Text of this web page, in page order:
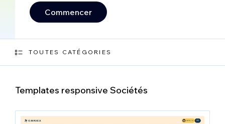
Commencer
TOUTES CATÉGORIES
Templates responsive Sociétés